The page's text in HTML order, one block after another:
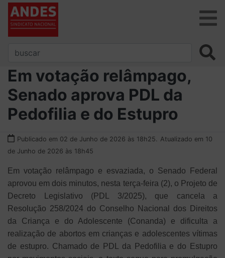
Em votação relâmpago,
Senado aprova PDL da
Pedofilia e do Estupro
Publicado em 02 de Junho de 2026 às 18h25.
Atualizado em 10
de Junho de 2026 às 18h45
Em votação relâmpago e esvaziada, o Senado Federal
aprovou em dois minutos, nesta terça-feira (2), o Projeto de
Decreto Legislativo (PDL 3/2025), que cancela a
Resolução 258/2024 do Conselho Nacional dos Direitos
da Criança e do Adolescente (Conanda) e dificulta a
realização de abortos em crianças e adolescentes vítimas
de estupro. Chamado de PDL da Pedofilia e do Estupro